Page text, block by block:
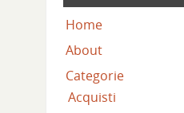
Home
About
Categorie
Acquisti